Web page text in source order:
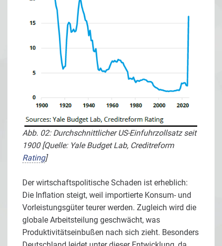
Abb. 02: Durchschnittlicher US-Einfuhrzollsatz seit
1900 [Quelle: Yale Budget Lab, Creditreform
Rating]
Der wirtschaftspolitische Schaden ist erheblich:
Die Inflation steigt, weil importierte Konsum- und
Vorleistungsgüter teurer werden. Zugleich wird die
globale Arbeitsteilung geschwächt, was
Produktivitätseinbußen nach sich zieht. Besonders